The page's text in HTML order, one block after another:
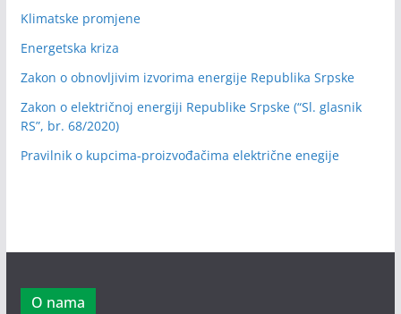
Klimatske promjene
Energetska kriza
Zakon o obnovljivim izvorima energije Republika Srpske
Zakon o električnoj energiji Republike Srpske (“Sl. glasnik
RS”, br. 68/2020)
Pravilnik o kupcima-proizvođačima električne enegije
O nama